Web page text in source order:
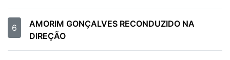
6
AMORIM GONÇALVES RECONDUZIDO NA
DIREÇÃO